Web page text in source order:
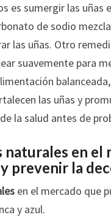
es sumergir las uñas
de sodio
las uñas. Otro
suavemente para
las uñas y
la salud antes de
en el
prevenir la
en el mercado que
y azul.